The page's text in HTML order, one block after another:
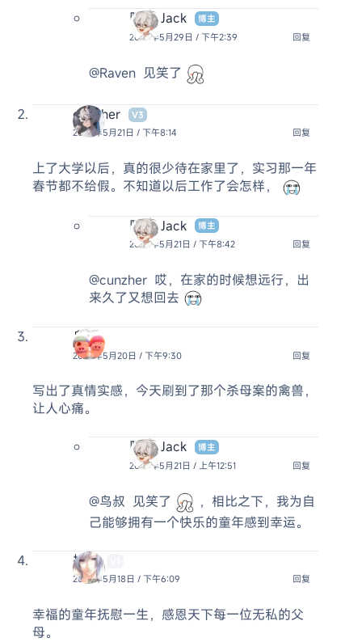
阿杰 Jack
博主
2023年5月29日 / 下午2:39
回复
@Raven 见笑了
cunzher
V3
2023年5月21日 / 下午8:14
回复
上了大学以后，真的很少待在家里了，实习那一年
春节都不给假。不知道以后工作了会怎样，
阿杰 Jack
博主
2023年5月21日 / 下午8:42
回复
@cunzher 哎，在家的时候想远行，出
来久了又想回去
鸟叔
2023年5月20日 / 下午9:30 回复
写出了真情实感，今天刷到了那个杀母案的禽兽，
让人心痛。
阿杰 Jack
博主
2023年5月21日 / 上午12:51
回复
@鸟叔 见笑了
，相比之下，我为自
己能够拥有一个快乐的童年感到幸运。
拾风
2023年5月18日 / 下午6:09
回复
幸福的童年抚慰一生，感恩天下每一位无私的父
母。